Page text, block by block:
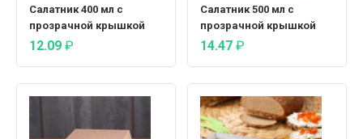
Салатник 400 мл с
прозрачной крышкой
12.09 ₽
Салатник 500 мл с
прозрачной крышкой
14.47 ₽